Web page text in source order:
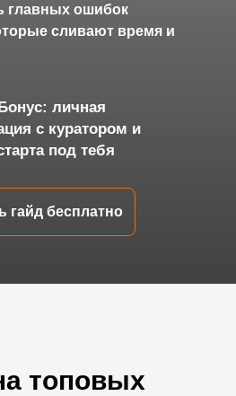
личная
с куратором и
под тебя
главных ошибок
сливают время и
гайд бесплатно
топовых